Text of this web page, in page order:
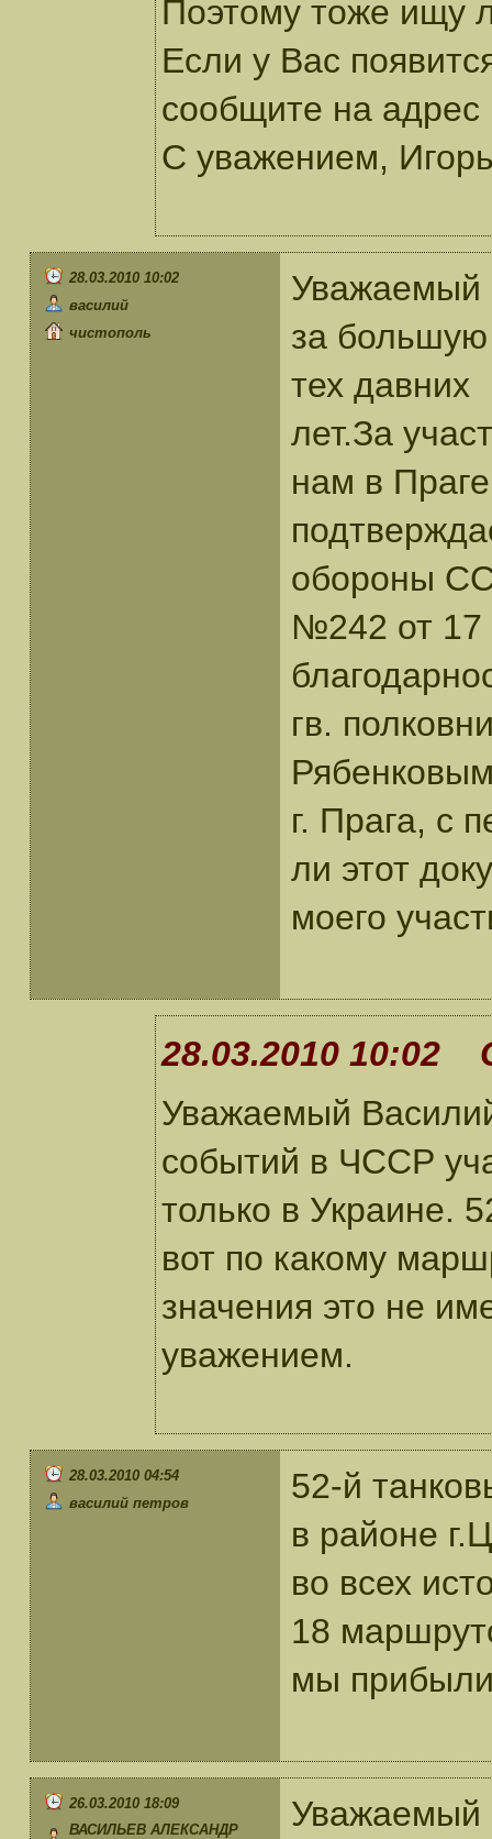
Поэтому тоже ищу
Если у Вас
сообщите на адрес
С уважением,
28.03.2010 10:02
василий
чистополь
Уважаемый
за
тех давних
лет.За
нам в
обороны
№242 от 17
гв.
г. Прага, с
ли этот
моего
28.03.2010 10:02
Уважаемый
событий в ЧССР
только в Украине.
вот по какому
значения это не
уважением.
28.03.2010 04:54
василий петров
52-й
в районе
во всех
18
мы прибыли
26.03.2010 18:09
ВАСИЛЬЕВ АЛЕКСАНДР
Уважаемый